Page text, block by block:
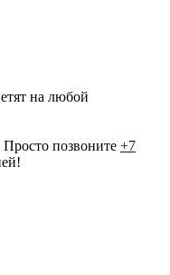
на любой
позвоните +7